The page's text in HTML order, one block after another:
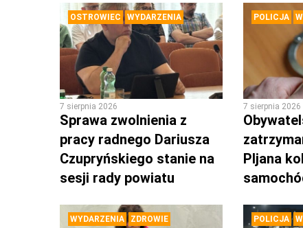
OSTROWIEC WYDARZENIA
7 sierpnia 2026
Sprawa zwolnienia z
pracy radnego Dariusza
Czupryńskiego stanie na
sesji rady powiatu
POLICJA
7 sierpnia 2026
PIjana
WYDARZENIA ZDROWIE POLICJA